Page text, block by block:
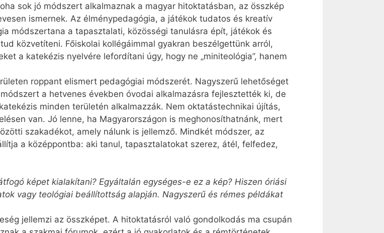
sok jó módszert alkalmaznak a magyar hitoktatásban, az összkép
ismernek. Az élménypedagógia, a játékok tudatos és kreatív
módszertana a tapasztalati, közösségi tanulásra épít, játékok és
közvetíteni. Főiskolai kollégáimmal gyakran beszélgettünk arról,
a katekézis nyelvére lefordítani úgy, hogy ne „miniteológia”, hanem
roppant elismert pedagógiai módszerét. Nagyszerű lehetőséget
a hetvenes években óvodai alkalmazásra fejlesztették ki, de
minden területén alkalmazzák. Nem oktatástechnikai újítás,
van. Jó lenne, ha Magyarországon is meghonosíthatnánk, mert
szakadékot, amely nálunk is jellemző. Mindkét módszer, az
a középpontba: aki tanul, tapasztalatokat szerez, átél, felfedez,
képet kialakítani? Egyáltalán egységes-e ez a kép? Hiszen óriási
vagy teológiai beállítottság alapján. Nagyszerű és rémes példákat
jellemzi az összképet. A hitoktatásról való gondolkodás ma csupán